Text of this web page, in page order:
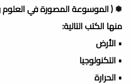
❅ ( الموسوعة المصورة في العلوم
منها الكتب التالية:
• الأرض
• التكنولوجيا
• الحرارة